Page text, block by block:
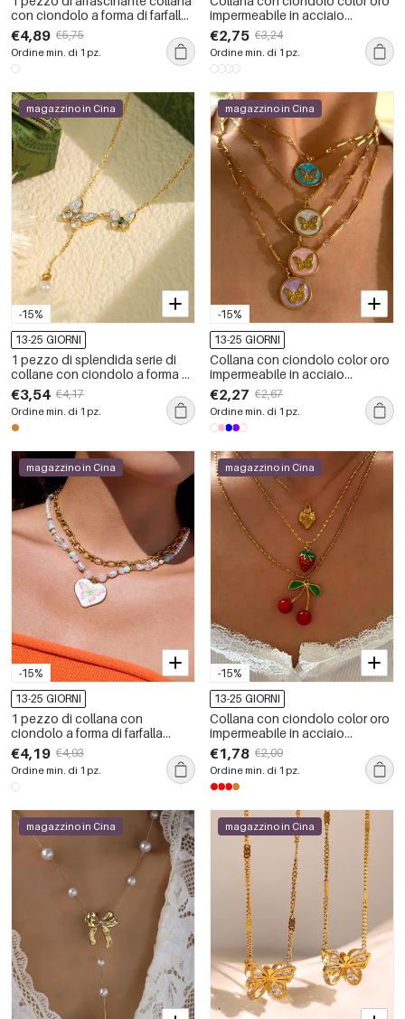
con ciondolo a forma di farfalla
in acciaio inossidabile
impermeabile color oro da
donna
€4,89 €5,75
Ordine min. di 1 pz.
impermeabile in acciaio
inossidabile con farfalla e fiore,
1 pezzo
€2,75 €3,24
Ordine min. di 1 pz.
-15%
magazzino in Cina
13-25 GIORNI
1 pezzo di splendida serie di
collane con ciondolo a forma di
farfalla in acciaio inossidabile
impermeabile color oro da
donna
€3,54 €4,17
Ordine min. di 1 pz.
-15%
magazzino in Cina
13-25 GIORNI
Collana con ciondolo color oro
impermeabile in acciaio
inossidabile a forma di farfalla
smaltata da 1 pezzo
€2,27 €2,67
Ordine min. di 1 pz.
-15%
magazzino in Cina
13-25 GIORNI
1 pezzo di collana con
ciondolo a forma di farfalla
naturale in acciaio inossidabile
impermeabile color oro da
donna
€4,19 €4,93
Ordine min. di 1 pz.
-15%
magazzino in Cina
13-25 GIORNI
Collana con ciondolo color oro
impermeabile in acciaio
inossidabile con 1 pezzo di
frutta
€1,78 €2,09
Ordine min. di 1 pz.
magazzino in Cina magazzino in Cina